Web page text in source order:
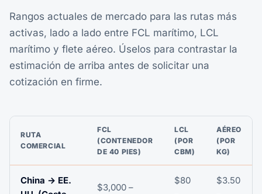
Rangos actuales de mercado para las rutas más
activas, lado a lado entre FCL marítimo, LCL
marítimo y flete aéreo. Úselos para contrastar la
estimación de arriba antes de solicitar una
cotización en firme.
RUTA
COMERCIAL
FCL
(CONTENEDOR
DE 40 PIES)
LCL
(POR
CBM)
AÉREO
(POR
KG)
China → EE.
$3,000 –
$80
$3.50